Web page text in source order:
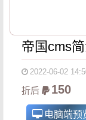
2022-06-02
折后 150
电脑端预